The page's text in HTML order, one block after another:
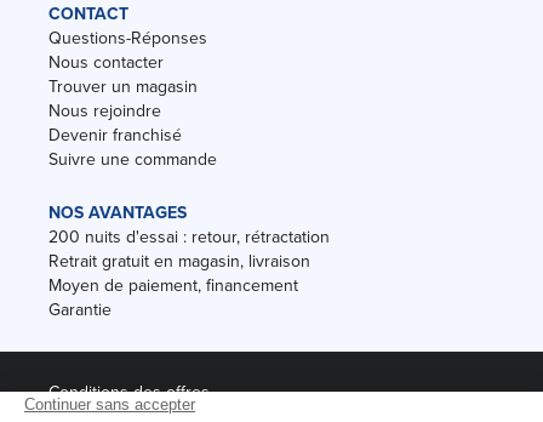
CONTACT
Questions-Réponses
Nous contacter
Trouver un magasin
Nous rejoindre
Devenir franchisé
Suivre une commande
NOS AVANTAGES
200 nuits d'essai : retour, rétractation
Retrait gratuit en magasin, livraison
Moyen de paiement, financement
Garantie
Conditions des offres
Black Friday